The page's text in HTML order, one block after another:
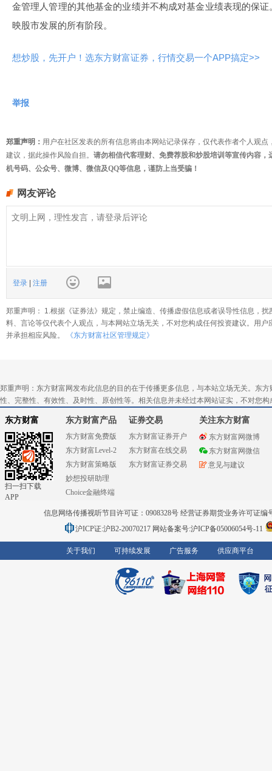
金管理人管理的其他基金的业绩并不构成对基金业绩表现的保
映股市发展的所有阶段。
想炒股，先开户！选东方财富证券，行情交易一个APP搞定>>
举报
郑重声明： 用户在社区发表的所有信息将由本网站记录保存，仅代表作者个人观
建议，据此操作风险自担。 请勿相信代客理财、免费荐股和炒股培训等宣传内容
机号码、公众号、微博、微信及QQ等信息，谨防上当受骗！
网友评论
登录 | 注册
郑重声明： 1.根据《证券法》规定，禁止编造、传播虚假信息或者误导性信息，
料、言论等仅代表个人观点，与本网站立场无关，不对您构成任何投资建议。用
并承担相应风险。
《东方财富社区管理规定》
郑重声明：东方财富网发布此信息的目的在于传播更多信息，与本站立场无关。东
性、完整性、有效性、及时性、原创性等。相关信息并未经过本网站证实，不对您
东方财富
扫一扫下载
APP
东方财富产品
东方财富免费版
东方财富Level-2
东方财富策略版
妙想投研助理
Choice金融终端
证券交易
东方财富证券开户
东方财富在线交易
东方财富证券交易
关注东方财富
东方财富网微博
东方财富网微信
意见与建议
信息网络传播视听节目许可证：0908328号 经营证券期货业务许可证编
沪ICP证:沪B2-20070217 网站备案号:沪ICP备05006054号-11
关于我们 可持续发展 广告服务 供应商平台